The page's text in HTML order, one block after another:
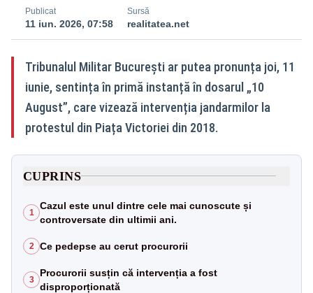
Publicat
11 iun. 2026, 07:58
Sursă
realitatea.net
Tribunalul Militar București ar putea pronunța joi, 11
iunie, sentința în primă instanță în dosarul „10
August”, care vizează intervenția jandarmilor la
protestul din Piața Victoriei din 2018.
CUPRINS
1
Cazul este unul dintre cele mai cunoscute și
controversate din ultimii ani.
2 Ce pedepse au cerut procurorii
3
Procurorii susțin că intervenția a fost
disproporționată